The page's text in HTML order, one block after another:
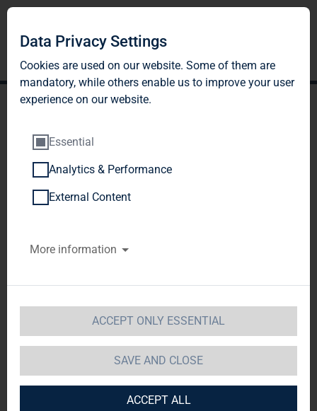
TAG Immobilien AG erzielt
Mio. für das Geschäftsjahr
2011 und übertrifft damit
ihre Prognose deutlich
TAG Immobilien AG / Schlagwort(e):
Vorläufiges Ergebnis
Data Privacy Settings
Cookies are used on our website. Some of them are
mandatory, while others enable us to improve your user
experience on our website.
Essential
Analytics & Performance
External Content
More information
ACCEPT ONLY ESSENTIAL
SAVE AND CLOSE
ACCEPT ALL